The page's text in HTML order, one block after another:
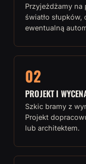
Przyjeżdżamy na
światło
ewentualną
02
PROJEKT I
Szkic bramy z
Projekt
lub architektem.